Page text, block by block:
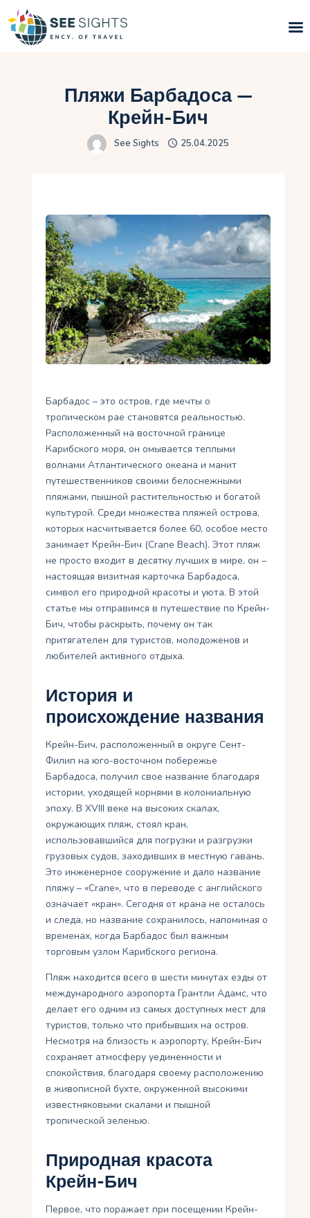
Горящие туры
Типы Туров
Инфо
Блог
Контакты
Укр
Пляжи Барбадоса —
Крейн-Бич
See Sights 25.04.2025
Барбадос – это остров, где мечты о
тропическом рае становятся реальностью.
Расположенный на восточной границе
Карибского моря, он омывается теплыми
волнами Атлантического океана и манит
путешественников своими белоснежными
пляжами, пышной растительностью и богатой
культурой. Среди множества пляжей острова,
которых насчитывается более 60, особое место
занимает Крейн-Бич (Crane Beach). Этот пляж
не просто входит в десятку лучших в мире, он –
настоящая визитная карточка Барбадоса,
символ его природной красоты и уюта. В этой
статье мы отправимся в путешествие по Крейн-
Бич, чтобы раскрыть, почему он так
притягателен для туристов, молодоженов и
любителей активного отдыха.
История и
происхождение названия
Крейн-Бич, расположенный в округе Сент-
Филип на юго-восточном побережье
Барбадоса, получил свое название благодаря
истории, уходящей корнями в колониальную
эпоху. В XVIII веке на высоких скалах,
окружающих пляж, стоял кран,
использовавшийся для погрузки и разгрузки
грузовых судов, заходивших в местную гавань.
Это инженерное сооружение и дало название
пляжу – «Crane», что в переводе с английского
означает «кран». Сегодня от крана не осталось
и следа, но название сохранилось, напоминая о
временах, когда Барбадос был важным
торговым узлом Карибского региона.
Пляж находится всего в шести минутах езды от
международного аэропорта Грантли Адамс, что
делает его одним из самых доступных мест для
туристов, только что прибывших на остров.
Несмотря на близость к аэропорту, Крейн-Бич
сохраняет атмосферу уединенности и
спокойствия, благодаря своему расположению
в живописной бухте, окруженной высокими
известняковыми скалами и пышной
тропической зеленью.
Природная красота
Крейн-Бич
Первое, что поражает при посещении Крейн-